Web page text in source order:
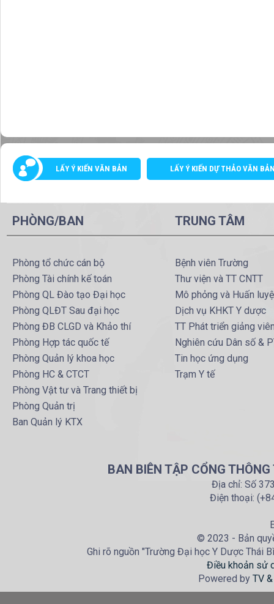
LẤY Ý KIẾN VĂN BẢN LẤY Ý KIẾN DỰ THẢO VĂN
PHÒNG/BAN
Phòng tổ chức cán bộ
Phòng Tài chính kế toán
Phòng QL Đào tạo Đại học
Phòng QLĐT Sau đại học
Phòng ĐB CLGD và Khảo thí
Phòng Hợp tác quốc tế
Phòng Quản lý khoa học
Phòng HC & CTCT
Phòng Vật tư và Trang thiết bị
Phòng Quản trị
Ban Quản lý KTX
TRUNG TÂM
Bệnh viên Trường
Thư viện và TT CNTT
Mô phỏng và Huấn
Dịch vụ KHKT Y dược
TT Phát triển giảng
Nghiên cứu Dân số &
Tin học ứng dụng
Trạm Y tế
BAN BIÊN TẬP CỔNG
Địa chỉ: Số
Điện thoại:
© 2023 - Bản
Ghi rõ nguồn "Trường Đại học Y Dược Thái
Điều khoản sử
Powered by TV